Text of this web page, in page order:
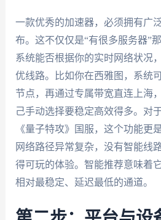
一款优秀的加速器，必须拥有广
布。这不仅仅是“有很多服务器”
系统能否根据你的实时网络状况
优线路。比如你在西雅图，系统
节点，再通过专属带宽直连上海
己手动选择要稳定高效得多。对
《量子特攻》国服，这个功能更
网络路径异常复杂，没有智能线
得可玩的体验。智能推荐意味着
相对最稳定、延迟最低的通道。